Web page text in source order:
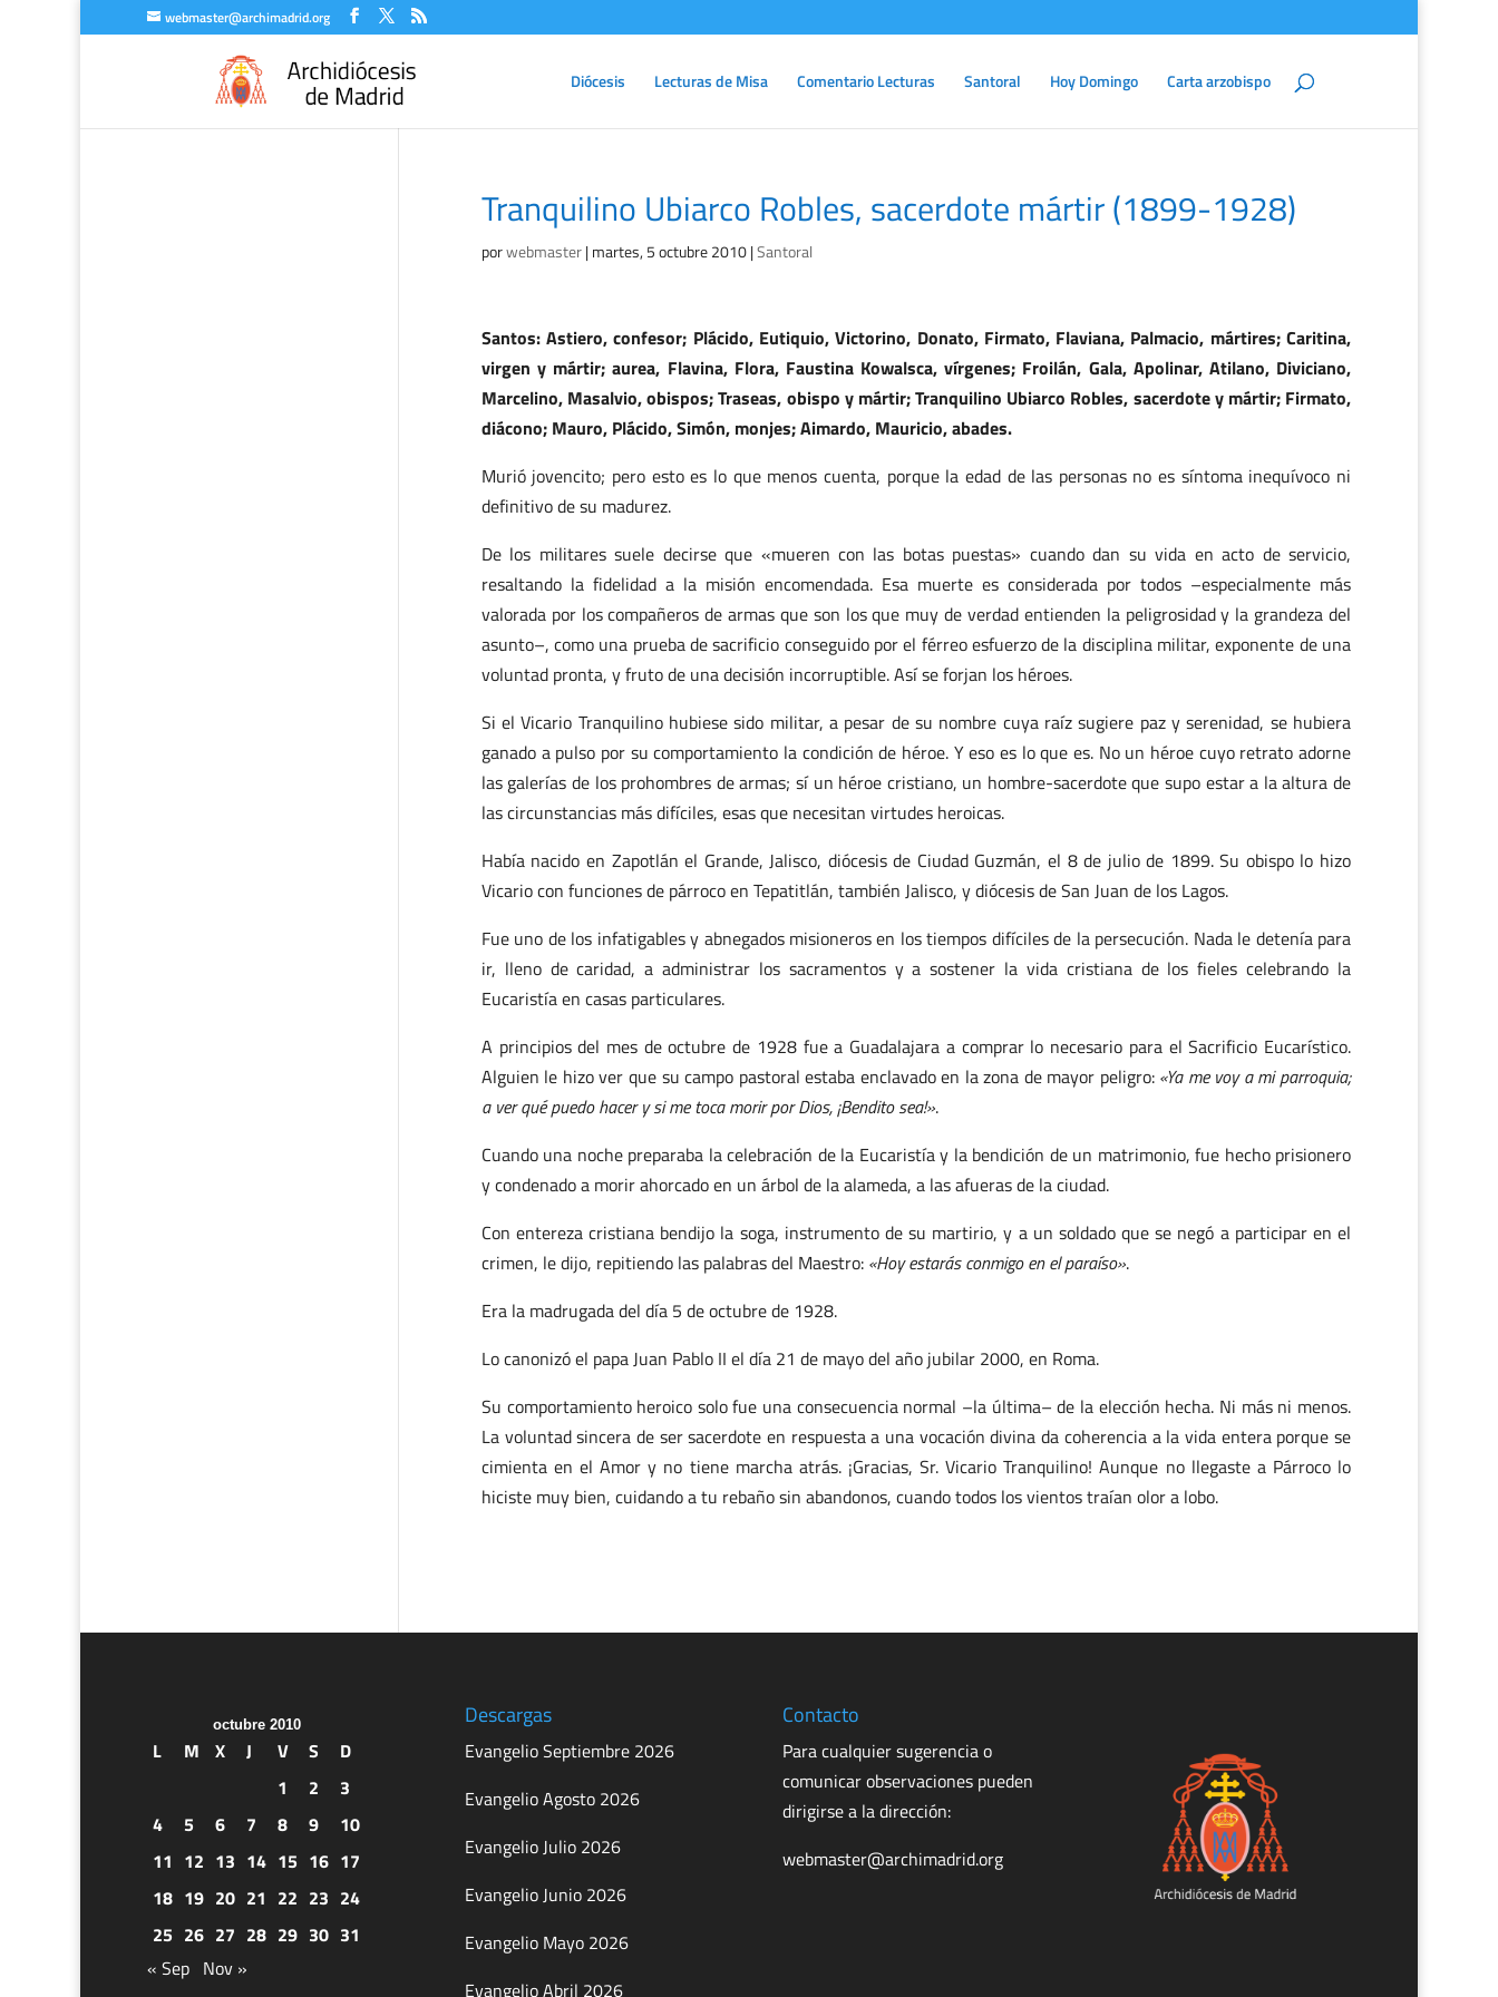
webmaster@archimadrid.org
Diócesis Lecturas de Misa Comentario Lecturas Santoral Hoy Domingo Carta arzobispo
Tranquilino Ubiarco Robles, sacerdote mártir (1899-1928)
porwebmaster|martes, 5 octubre 2010|Santoral
Santos: Astiero, confesor; Plácido, Eutiquio, Victorino, Donato, Firmato, Flaviana, Palmacio, mártires; Caritina,
virgen y mártir; aurea, Flavina, Flora, Faustina Kowalsca, vírgenes; Froilán, Gala, Apolinar, Atilano, Diviciano,
Marcelino, Masalvio, obispos; Traseas, obispo y mártir; Tranquilino Ubiarco Robles, sacerdote y mártir; Firmato,
diácono; Mauro, Plácido, Simón, monjes; Aimardo, Mauricio, abades.
Murió jovencito; pero esto es lo que menos cuenta, porque la edad de las personas no es síntoma inequívoco ni
definitivo de su madurez.
De los militares suele decirse que «mueren con las botas puestas» cuando dan su vida en acto de servicio,
resaltando la fidelidad a la misión encomendada. Esa muerte es considerada por todos –especialmente más
valorada por los compañeros de armas que son los que muy de verdad entienden la peligrosidad y la grandeza del
asunto–, como una prueba de sacrificio conseguido por el férreo esfuerzo de la disciplina militar, exponente de una
voluntad pronta, y fruto de una decisión incorruptible. Así se forjan los héroes.
Si el Vicario Tranquilino hubiese sido militar, a pesar de su nombre cuya raíz sugiere paz y serenidad, se hubiera
ganado a pulso por su comportamiento la condición de héroe. Y eso es lo que es. No un héroe cuyo retrato adorne
las galerías de los prohombres de armas; sí un héroe cristiano, un hombre-sacerdote que supo estar a la altura de
las circunstancias más difíciles, esas que necesitan virtudes heroicas.
Había nacido en Zapotlán el Grande, Jalisco, diócesis de Ciudad Guzmán, el 8 de julio de 1899. Su obispo lo hizo
Vicario con funciones de párroco en Tepatitlán, también Jalisco, y diócesis de San Juan de los Lagos.
Fue uno de los infatigables y abnegados misioneros en los tiempos difíciles de la persecución. Nada le detenía para
ir, lleno de caridad, a administrar los sacramentos y a sostener la vida cristiana de los fieles celebrando la
Eucaristía en casas particulares.
A principios del mes de octubre de 1928 fue a Guadalajara a comprar lo necesario para el Sacrificio Eucarístico.
Alguien le hizo ver que su campo pastoral estaba enclavado en la zona de mayor peligro: «Ya me voy a mi parroquia;
a ver qué puedo hacer y si me toca morir por Dios, ¡Bendito sea!».
Cuando una noche preparaba la celebración de la Eucaristía y la bendición de un matrimonio, fue hecho prisionero
y condenado a morir ahorcado en un árbol de la alameda, a las afueras de la ciudad.
Con entereza cristiana bendijo la soga, instrumento de su martirio, y a un soldado que se negó a participar en el
crimen, le dijo, repitiendo las palabras del Maestro: «Hoy estarás conmigo en el paraíso».
Era la madrugada del día 5 de octubre de 1928.
Lo canonizó el papa Juan Pablo II el día 21 de mayo del año jubilar 2000, en Roma.
Su comportamiento heroico solo fue una consecuencia normal –la última– de la elección hecha. Ni más ni menos.
La voluntad sincera de ser sacerdote en respuesta a una vocación divina da coherencia a la vida entera porque se
cimienta en el Amor y no tiene marcha atrás. ¡Gracias, Sr. Vicario Tranquilino! Aunque no llegaste a Párroco lo
hiciste muy bien, cuidando a tu rebaño sin abandonos, cuando todos los vientos traían olor a lobo.
octubre 2010
L M X J V S
D
1
2
3
4
5 6 7 8 9
10
11 12 13 14 15 16 17
18 19 20 21 22 23 24
25 26 27 28 29 30 31
« Sep Nov »
Descargas
Evangelio Septiembre 2026
Evangelio Agosto 2026
Evangelio Julio 2026
Evangelio Junio 2026
Evangelio Mayo 2026
Evangelio Abril 2026
Contacto
Para cualquier sugerencia o
comunicar observaciones pueden
dirigirse a la dirección:
webmaster@archimadrid.org